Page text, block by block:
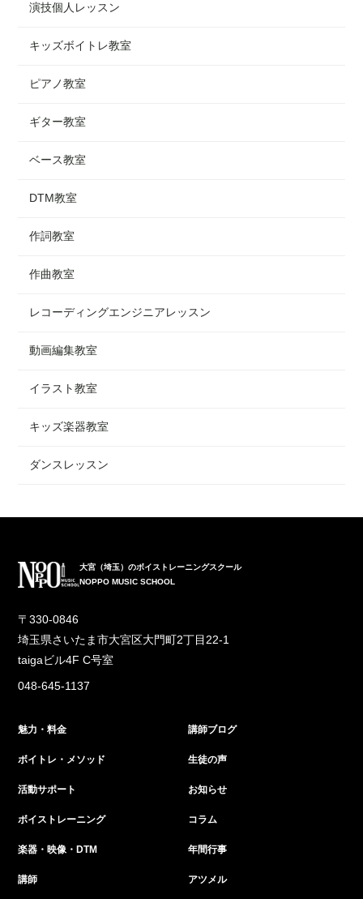
演技個人レッスン
キッズボイトレ教室
ピアノ教室
ギター教室
ベース教室
DTM教室
作詞教室
作曲教室
レコーディングエンジニアレッスン
動画編集教室
イラスト教室
キッズ楽器教室
ダンスレッスン
大宮（埼玉）のボイストレーニングスクール
NOPPO MUSIC SCHOOL
〒330-0846
埼玉県さいたま市大宮区大門町2丁目22-1
taigaビル4F C号室
048-645-1137
魅力・料金
ボイトレ・メソッド
活動サポート
ボイストレーニング
楽器・映像・DTM
講師
講師ブログ
生徒の声
お知らせ
コラム
年間行事
アツメル